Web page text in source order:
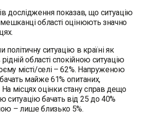
дослідження показав, що ситуацію
мешканці області оцінюють значно
політичну ситуацію в країні як
рідній області спокійною ситуацію
місті/селі – 62%. Напруженою
майже 61% опитаних,
місцях оцінки стану справ дещо
ситуацію бачать від 25 до 40%
– лише близько 5%.